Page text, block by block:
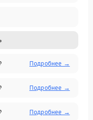
Подробнее →
Подробнее →
Подробнее →